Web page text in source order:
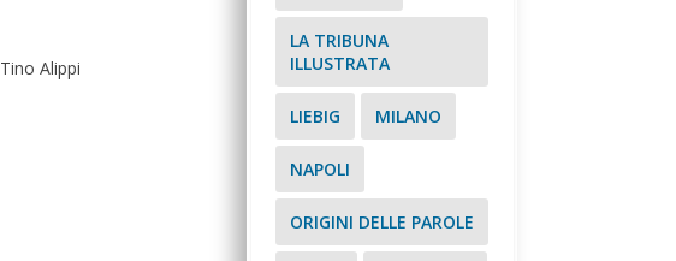
Tino Alippi
LA TRIBUNA
ILLUSTRATA
LIEBIG MILANO
NAPOLI
ORIGINI DELLE PAROLE